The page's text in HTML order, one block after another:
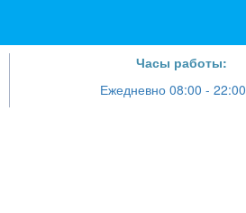
Часы работы:
Ежедневно 08:00 - 22:00